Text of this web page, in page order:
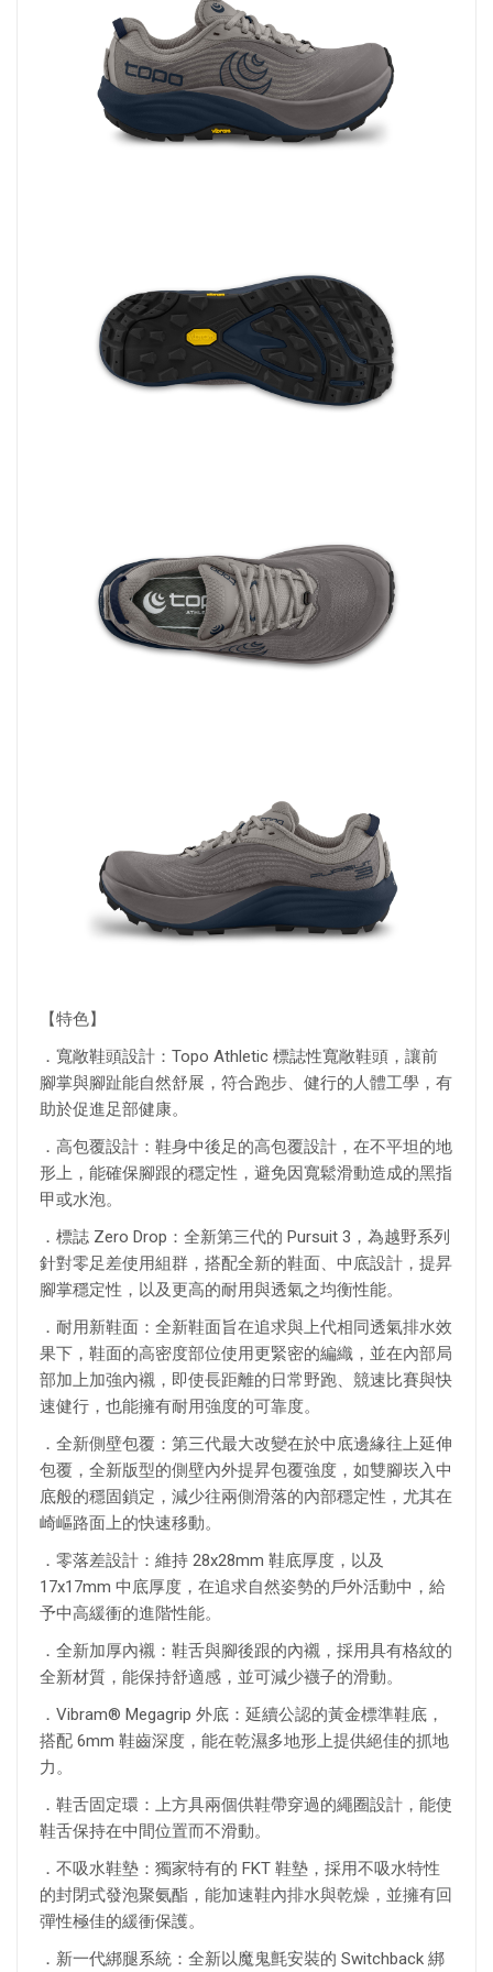
【特色】
．寬敞鞋頭設計：Topo Athletic 標誌性寬敞鞋頭，讓前
腳掌與腳趾能自然舒展，符合跑步、健行的人體工學，有
助於促進足部健康。
．高包覆設計：鞋身中後足的高包覆設計，在不平坦的地
形上，能確保腳跟的穩定性，避免因寬鬆滑動造成的黑指
甲或水泡。
．標誌 Zero Drop：全新第三代的 Pursuit 3，為越野系列
針對零足差使用組群，搭配全新的鞋面、中底設計，提昇
腳掌穩定性，以及更高的耐用與透氣之均衡性能。
．耐用新鞋面：全新鞋面旨在追求與上代相同透氣排水效
果下，鞋面的高密度部位使用更緊密的編織，並在內部局
部加上加強內襯，即使長距離的日常野跑、競速比賽與快
速健行，也能擁有耐用強度的可靠度。
．全新側壁包覆：第三代最大改變在於中底邊緣往上延伸
包覆，全新版型的側壁內外提昇包覆強度，如雙腳崁入中
底般的穩固鎖定，減少往兩側滑落的內部穩定性，尤其在
崎嶇路面上的快速移動。
．零落差設計：維持 28x28mm 鞋底厚度，以及
17x17mm 中底厚度，在追求自然姿勢的戶外活動中，給
予中高緩衝的進階性能。
．全新加厚內襯：鞋舌與腳後跟的內襯，採用具有格紋的
全新材質，能保持舒適感，並可減少襪子的滑動。
．Vibram® Megagrip 外底：延續公認的黃金標準鞋底，
搭配 6mm 鞋齒深度，能在乾濕多地形上提供絕佳的抓地
力。
．鞋舌固定環：上方具兩個供鞋帶穿過的繩圈設計，能使
鞋舌保持在中間位置而不滑動。
．不吸水鞋墊：獨家特有的 FKT 鞋墊，採用不吸水特性
的封閉式發泡聚氨酯，能加速鞋內排水與乾燥，並擁有回
彈性極佳的緩衝保護。
．新一代綁腿系統：全新以魔鬼氈安裝的 Switchback 綁